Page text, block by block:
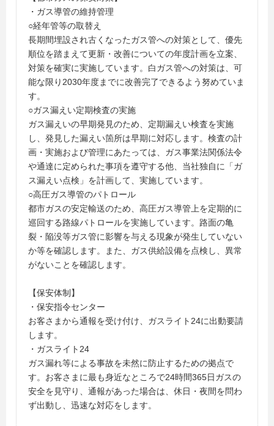
・ガス導管の維持管理
○経年管等の取替え
長期間埋設され古くなったガス管への対策として、優先
順位を踏まえて更新・改善についての年度計画を立案、
対策を確実に実施しています。白ガス管への対策は、可
能な限り2030年度までに改善完了できるよう努めていま
す。
○ガス漏えい定期検査の実施
ガス漏えいの早期発見のため、定期漏えい検査を実施
し、発見した漏えい箇所は早期に対応します。検査の計
画・実施および管理にあたっては、ガス事業法関係法令
や通達に定められた事項を遵守する他、当社独自に「ガ
ス漏えい点検」を計画して、実施しています。
○高圧ガス導管のパトロール
都市ガスの安定輸送のため、高圧ガス導管上を定期的に
巡回する路線パトロールを実施しています。路面の亀
裂・陥没等ガス管に影響を与える現象が発生していない
か等を確認します。また、ガス供給設備を点検し、異常
がないことを確認します。
【保安体制】
・保安指令センター
お客さまから通報を受け付け、ガスライト24に出動要請
します。
・ガスライト24
ガス漏れ等による事故を未然に防止するための拠点で
す。お客さまに最も身近なところで24時間365日ガスの
安全を見守り、通報があった場合は、休日・夜間を問わ
ず出動し、迅速な対応をします。